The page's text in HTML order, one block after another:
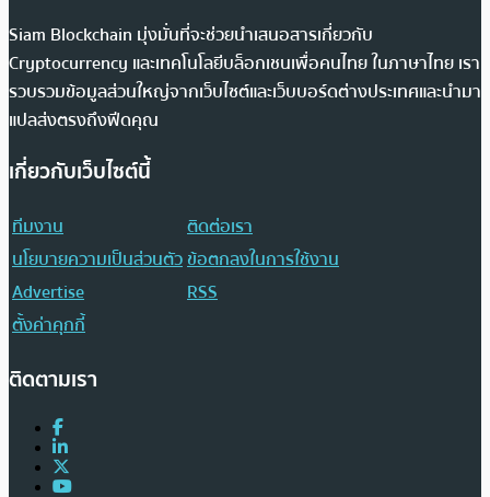
Siam Blockchain มุ่งมั่นที่จะช่วยนำเสนอสารเกี่ยวกับ
Cryptocurrency และเทคโนโลยีบล็อกเชนเพื่อคนไทย ในภาษาไทย เรา
รวบรวมข้อมูลส่วนใหญ่จากเว็บไซต์และเว็บบอร์ดต่างประเทศและนำมา
แปลส่งตรงถึงฟีดคุณ
เกี่ยวกับเว็บไซต์นี้
ทีมงาน
ติดต่อเรา
นโยบายความเป็นส่วนตัวข้อตกลงในการใช้งาน
Advertise
RSS
ตั้งค่าคุกกี้
ติดตามเรา